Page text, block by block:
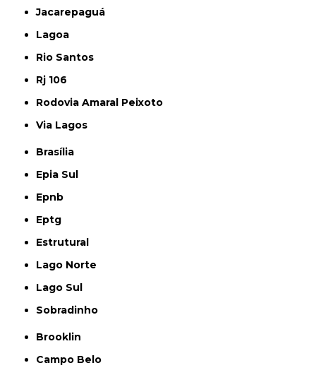
Jacarepaguá
Lagoa
Rio Santos
Rj 106
Rodovia Amaral Peixoto
Via Lagos
Brasília
Epia Sul
Epnb
Eptg
Estrutural
Lago Norte
Lago Sul
Sobradinho
Brooklin
Campo Belo